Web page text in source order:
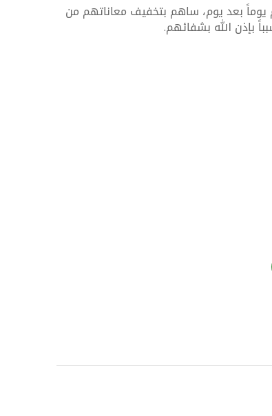
يوماً بعد يوم، ساهم بتخفيف معاناتهم من
بإذن الله بشفائهم.